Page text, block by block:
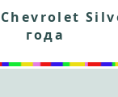
года